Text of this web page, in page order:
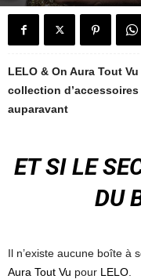
LELO & On Aura Tout
collection
auparavant
ET SI LE
DU
Il n’existe aucune boîte à
Aura Tout Vu pour LELO